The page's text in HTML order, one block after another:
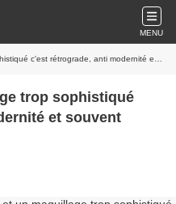
MENU
rétrograde, anti modernité et souvent kitsch :
trop sophistiqué
et souvent